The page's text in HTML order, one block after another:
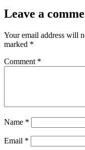
Leave a
Your email address will
marked *
Comment *
Name *
Email *